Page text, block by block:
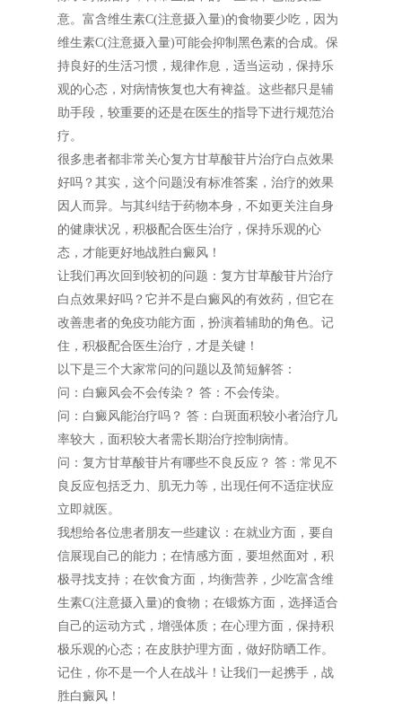
意。富含维生素C(注意摄入量)的食物要少吃，因为
维生素C(注意摄入量)可能会抑制黑色素的合成。保
持良好的生活习惯，规律作息，适当运动，保持乐
观的心态，对病情恢复也大有裨益。这些都只是辅
助手段，较重要的还是在医生的指导下进行规范治
疗。
很多患者都非常关心复方甘草酸苷片治疗白点效果
好吗？其实，这个问题没有标准答案，治疗的效果
因人而异。与其纠结于药物本身，不如更关注自身
的健康状况，积极配合医生治疗，保持乐观的心
态，才能更好地战胜白癜风！
让我们再次回到较初的问题：复方甘草酸苷片治疗
白点效果好吗？它并不是白癜风的有效药，但它在
改善患者的免疫功能方面，扮演着辅助的角色。记
住，积极配合医生治疗，才是关键！
以下是三个大家常问的问题以及简短解答：
问：白癜风会不会传染？ 答：不会传染。
问：白癜风能治疗吗？ 答：白斑面积较小者治疗几
率较大，面积较大者需长期治疗控制病情。
问：复方甘草酸苷片有哪些不良反应？ 答：常见不
良反应包括乏力、肌无力等，出现任何不适症状应
立即就医。
我想给各位患者朋友一些建议：在就业方面，要自
信展现自己的能力；在情感方面，要坦然面对，积
极寻找支持；在饮食方面，均衡营养，少吃富含维
生素C(注意摄入量)的食物；在锻炼方面，选择适合
自己的运动方式，增强体质；在心理方面，保持积
极乐观的心态；在皮肤护理方面，做好防晒工作。
记住，你不是一个人在战斗！让我们一起携手，战
胜白癜风！